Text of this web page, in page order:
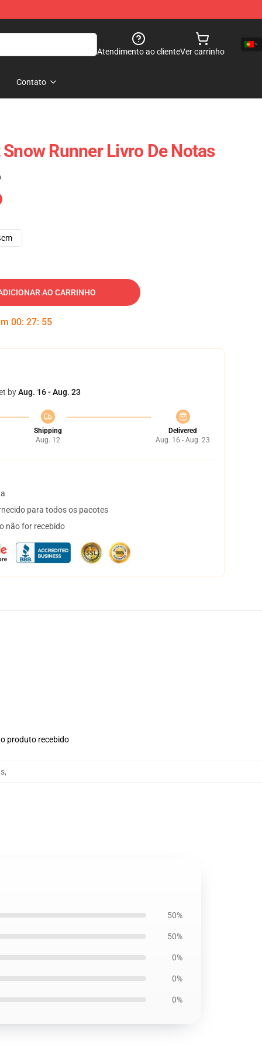
Atendimento ao clienteVer carrinho
Contato
Runner Livro De Notas
AO CARRINHO
00: 27: 55
byAug. 16 - Aug. 23
Shipping
Aug. 12
Delivered
Aug. 16 - Aug. 23
para todos os pacotes
não for recebido
produto recebido
,
50%
50%
0%
0%
0%